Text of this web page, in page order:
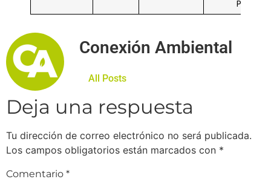
Puno.
Conexión Ambiental
All Posts
Deja una respuesta
Tu dirección de correo electrónico no será publicada.
Los campos obligatorios están marcados con *
Comentario *